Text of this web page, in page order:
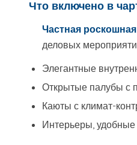
Что включено в
Частная роскошная
деловых
Элегантные
Открытые палубы с
Каюты с климат-
Интерьеры,